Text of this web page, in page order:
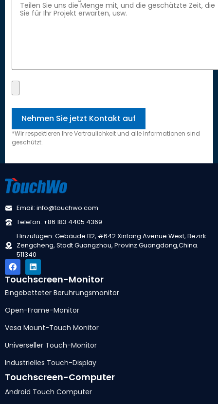
*Wir respektieren Ihre Vertraulichkeit und alle Informationen sind
geschützt.
Email: info@touchwo.com
Telefon: +86 183 4405 4369
Hinzufügen: Gebäude B2, #642 Xintang Avenue West, Bezirk
Zengcheng, Stadt Guangzhou, Provinz Guangdong,China.
511340
Touchscreen-Monitor
Eingebetteter Berührungsmonitor
Open-Frame-Monitor
Vesa Mount-Touch Monitor
Universeller Touch-Monitor
Industrielles Touch-Display
Touchscreen-Computer
Android Touch Computer